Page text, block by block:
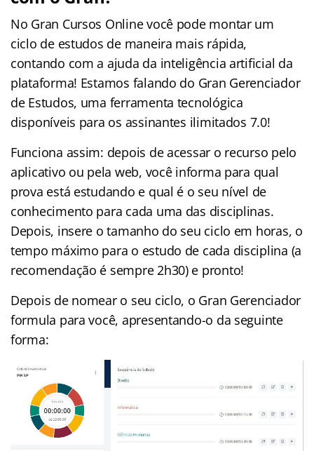
No Gran Cursos Online você pode montar um
ciclo de estudos de maneira mais rápida,
contando com a ajuda da inteligência artificial da
plataforma! Estamos falando do Gran Gerenciador
de Estudos, uma ferramenta tecnológica
disponíveis para os assinantes ilimitados 7.0!
Funciona assim: depois de acessar o recurso pelo
aplicativo ou pela web, você informa para qual
prova está estudando e qual é o seu nível de
conhecimento para cada uma das disciplinas.
Depois, insere o tamanho do seu ciclo em horas, o
tempo máximo para o estudo de cada disciplina (a
recomendação é sempre 2h30) e pronto!
Depois de nomear o seu ciclo, o Gran Gerenciador
formula para você, apresentando-o da seguinte
forma: